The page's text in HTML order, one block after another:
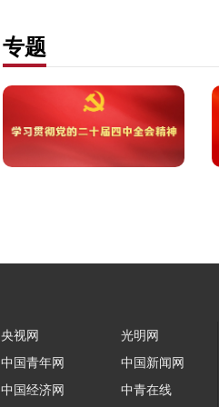
专题
央视网
中国青年网
中国经济网
光明网
中国新闻网
中青在线